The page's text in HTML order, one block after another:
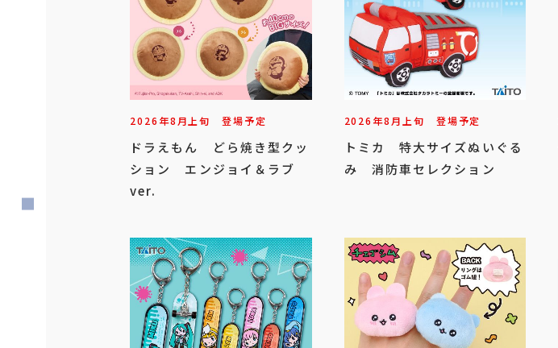
2026年8月上旬 登場予定
ドラえもん どら焼き型クッ
ション エンジョイ＆ラブ
ver.
2026年8月上旬 登場予定
トミカ 特大サイズぬいぐる
み 消防車セレクション